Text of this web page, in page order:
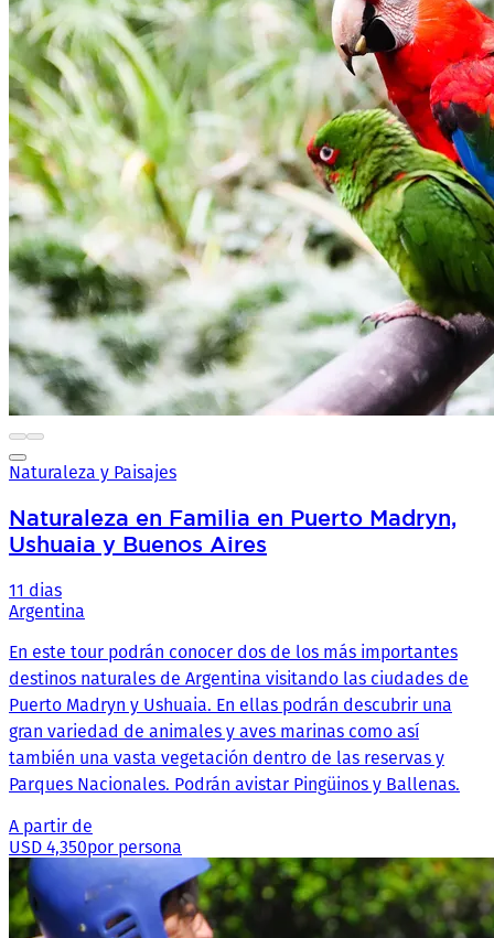
Naturaleza y Paisajes
Naturaleza en Familia en Puerto Madryn,
Ushuaia y Buenos Aires
11 dias
Argentina
En este tour podrán conocer dos de los más importantes
destinos naturales de Argentina visitando las ciudades de
Puerto Madryn y Ushuaia. En ellas podrán descubrir una
gran variedad de animales y aves marinas como así
también una vasta vegetación dentro de las reservas y
Parques Nacionales. Podrán avistar Pingüinos y Ballenas.
A partir de
USD 4,350por persona